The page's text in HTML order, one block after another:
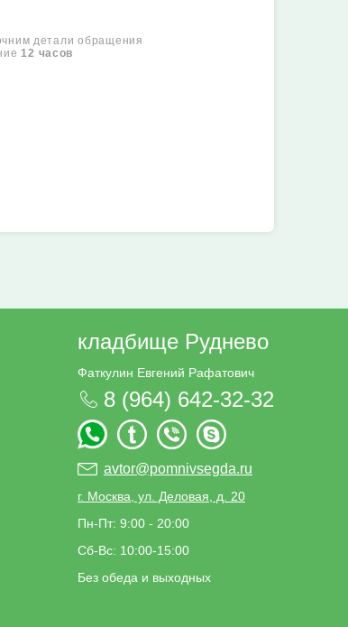
детали обращения
12 часов
кладбище Руднево
Фаткулин Евгений Рафатович
8 (964) 642-32-32
avtor@pomnivsegda.ru
г. Москва, ул. Деловая, д. 20
Пн-Пт: 9:00 - 20:00
Сб-Вс: 10:00-15:00
Без обеда и выходных